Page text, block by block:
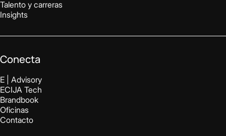
Talento y carreras
Insights
Conecta
E | Advisory
ECIJA Tech
Brandbook
Oficinas
Contacto